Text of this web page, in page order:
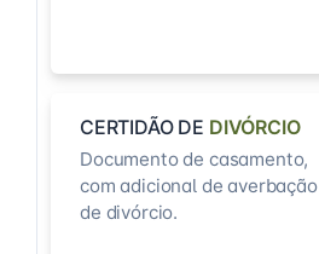
CERTIDÃO DE DIVÓRCIO
Documento de casamento,
com adicional de averbação
de divórcio.